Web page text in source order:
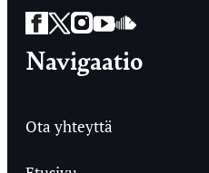
Facebook
Twitter
Instagram
YouTube
SoundCloud
Navigaatio
Ota yhteyttä